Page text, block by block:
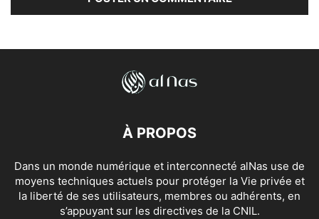
À PROPOS
Dans un monde numérique et interconnecté alNas use de
moyens techniques actuels pour protéger la Vie privée et
la liberté de ses utilisateurs, membres ou adhérents, en
s’appuyant sur les directives de la CNIL.